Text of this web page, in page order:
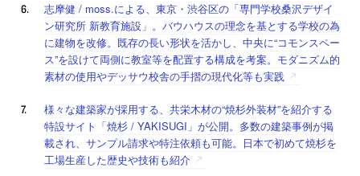
志摩健 / moss.による、東京・渋谷区の「専門学校桑沢デザイ
ン研究所 新教育施設」。バウハウスの理念を基とする学校の為
に建物を改修。既存の長い形状を活かし、中央に“コモンスペー
ス”を設けて両側に教室等を配置する構成を考案。モダニズム的
素材の使用やデッサウ校舎の手摺の現代化等も実践
様々な建築家が採用する、共栄木材の“焼杉外装材”を紹介する
特設サイト「焼杉 / YAKISUGI」が公開。多数の建築事例が掲
載され、サンプル請求や特注依頼も可能。日本で初めて焼杉を
工場生産した歴史や技術も紹介